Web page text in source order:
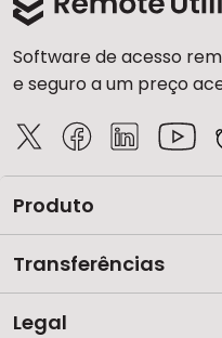
Software de acesso
e seguro a um preço
Produto
Transferências
Legal